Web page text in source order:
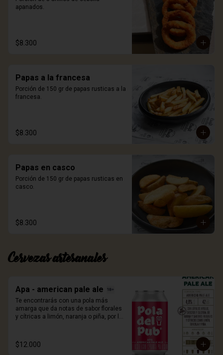
apanados.
$8.300
Papas a la francesa
Porción de 150 gr de papas rusticas a la
francesa.
$8.300
Papas en casco
Porción de 150 gr de papas rusticas en
casco.
$8.300
Cervezas artesanales
Apa - american pale ale
Te encontrarás con una pola más
amarga que da notas de sabor florales
y cítricas a limón, naranja o piña, por los
$12.000